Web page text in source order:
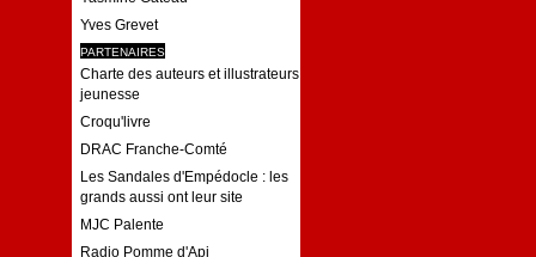
Yves Grevet
PARTENAIRES
Charte des auteurs et illustrateurs
jeunesse
Croqu'livre
DRAC Franche-Comté
Les Sandales d'Empédocle : les
grands aussi ont leur site
MJC Palente
Radio Pomme d'Api